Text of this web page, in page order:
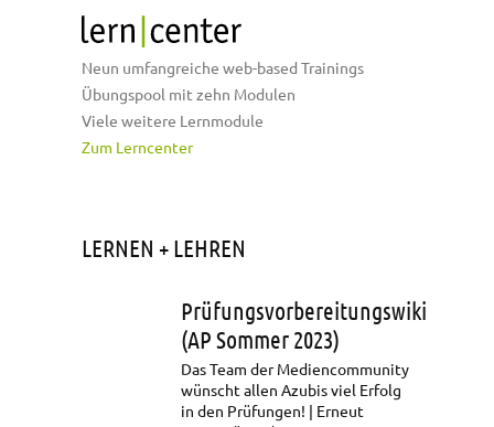
Neun umfangreiche web-based Trainings
Übungspool mit zehn Modulen
Viele weitere Lernmodule
Zum Lerncenter
LERNEN + LEHREN
Prüfungsvorbereitungswiki
(AP Sommer 2023)
Das Team der Mediencommunity
wünscht allen Azubis viel Erfolg
in den Prüfungen!
Erneut